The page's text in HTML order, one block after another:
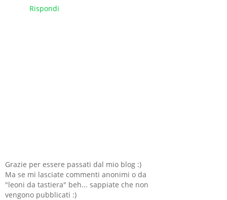
Rispondi
Grazie per essere passati dal mio blog :)
Ma se mi lasciate commenti anonimi o da
"leoni da tastiera" beh... sappiate che non
vengono pubblicati :)